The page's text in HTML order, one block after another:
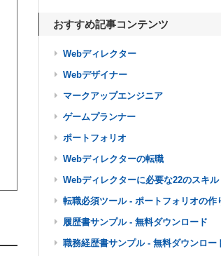
おすすめ記事コンテンツ
Webディレクター
Webデザイナー
マークアップエンジニア
ゲームプランナー
ポートフォリオ
Webディレクターの転職
Webディレクターに必要な22のスキル
転職必須ツール - ポートフォリオの作
履歴書サンプル - 無料ダウンロード
職務経歴書サンプル - 無料ダウンロー